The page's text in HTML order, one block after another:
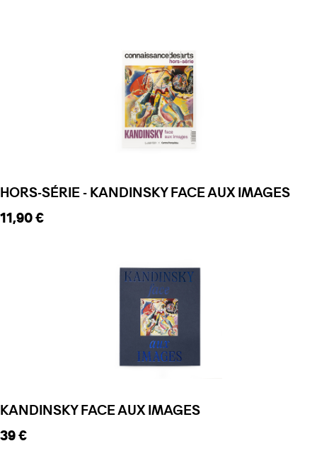
HORS-SÉRIE - KANDINSKY FACE AUX IMAGES
Prix ​​actuel
11,90 €
KANDINSKY FACE AUX IMAGES
Prix ​​actuel
39 €